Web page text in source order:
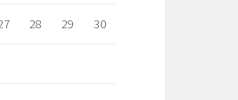
28 29 30